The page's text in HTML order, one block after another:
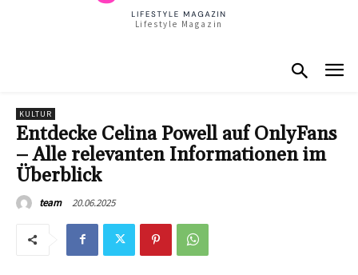
Lifestyle Magazin
KULTUR
Entdecke Celina Powell auf OnlyFans
– Alle relevanten Informationen im
Überblick
team 20.06.2025